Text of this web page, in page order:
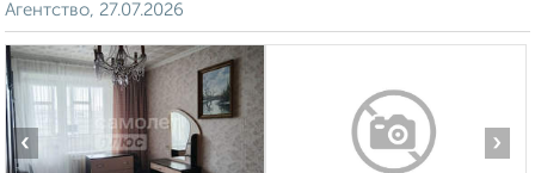
Агентство, 27.07.2026
‹ ›